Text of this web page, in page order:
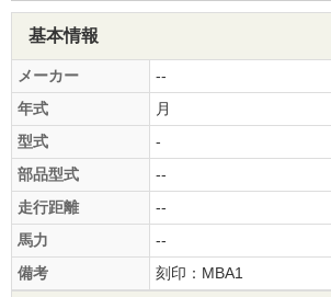
基本情報
メーカー
--
年式
月
型式
-
部品型式
--
走行距離
--
馬力
--
備考
刻印：MBA1